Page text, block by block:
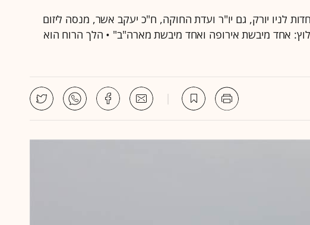
לניו יורק, גם יו"ר ועדת החוקה, ח"כ יעקב אשר, מנסה ליזום
אחד מיבשת אירופה ואחד מיבשת מארה"ב" • הלך הרוח הוא